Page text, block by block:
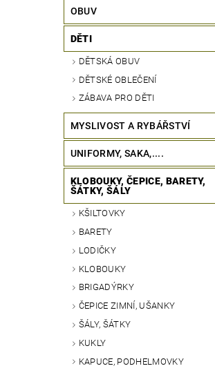
OBUV
DĚTI
DĚTSKÁ OBUV
DĚTSKÉ OBLEČENÍ
ZÁBAVA PRO DĚTI
MYSLIVOST A RYBÁŘSTVÍ
UNIFORMY, SAKA,....
KLOBOUKY, ČEPICE, BARETY,
ŠÁTKY, ŠÁLY
KŠILTOVKY
BARETY
LODIČKY
KLOBOUKY
BRIGADÝRKY
ČEPICE ZIMNÍ, UŠANKY
ŠÁLY, ŠÁTKY
KUKLY
KAPUCE, PODHELMOVKY